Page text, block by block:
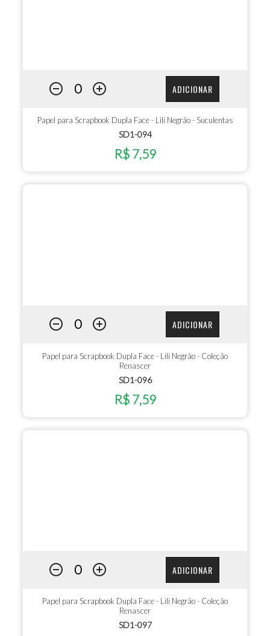
ADICIONAR
Papel para Scrapbook Dupla Face - Lili Negrão - Suculentas
SD1-094
R$ 7,59
ADICIONAR
Papel para Scrapbook Dupla Face - Lili Negrão - Coleção
Renascer
SD1-096
R$ 7,59
ADICIONAR
Papel para Scrapbook Dupla Face - Lili Negrão - Coleção
Renascer
SD1-097